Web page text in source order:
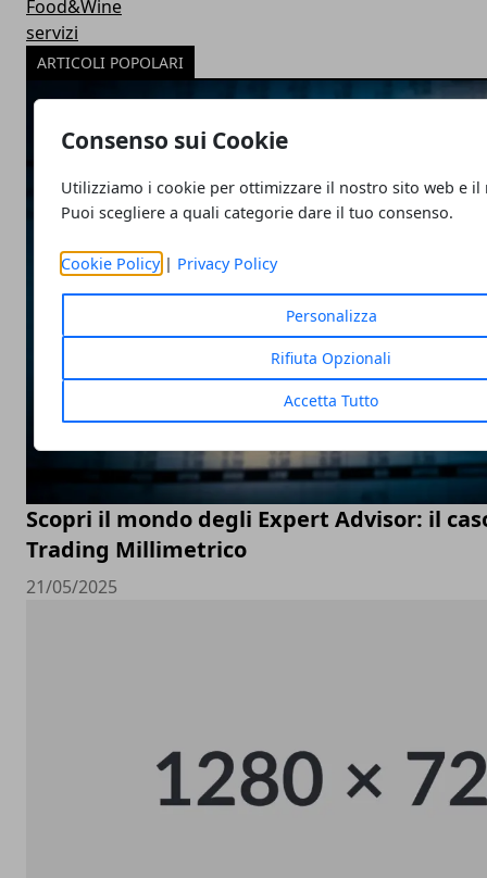
Consenso sui Cookie
Utilizziamo i cookie per ottimizzare il nostro sito web e il
Puoi scegliere a quali categorie dare il tuo consenso.
Cookie Policy| Privacy Policy
Personalizza
Rifiuta Opzionali
Accetta Tutto
Food&Wine
servizi
ARTICOLI POPOLARI
Scopri il mondo degli Expert Advisor: il
Trading Millimetrico
21/05/2025